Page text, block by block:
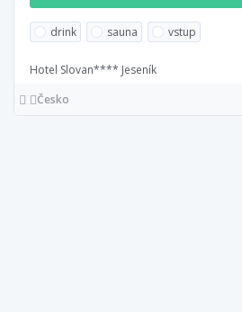
drink sauna vstup
Hotel Slovan**** Jeseník
Česko